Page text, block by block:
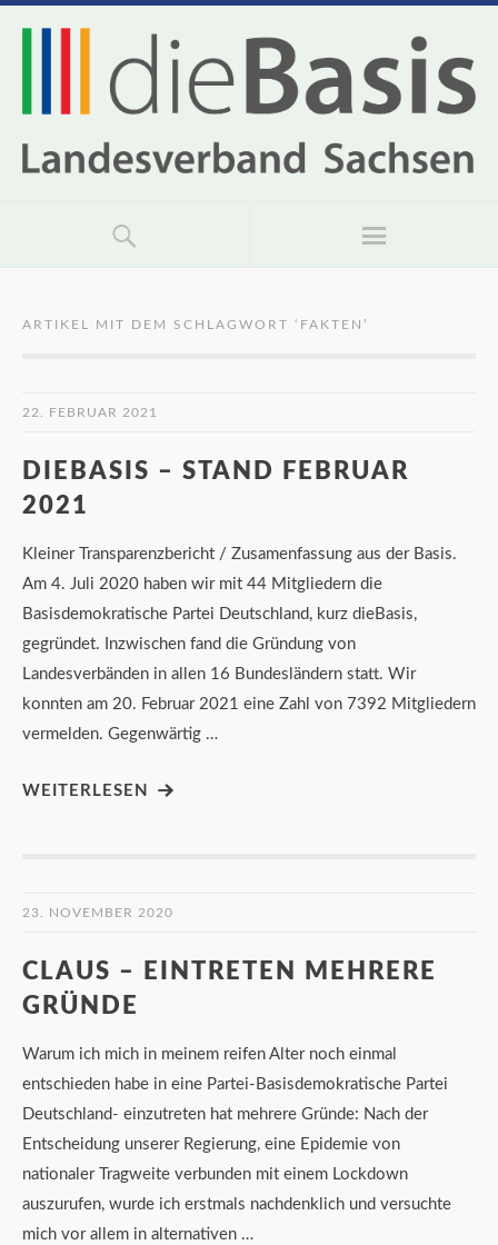
ARTIKEL MIT DEM SCHLAGWORT ‘ FAKTEN ’
22. FEBRUAR 2021
DIEBASIS – STAND FEBRUAR
2021
Kleiner Transparenzbericht / Zusamenfassung aus der Basis.
Am 4. Juli 2020 haben wir mit 44 Mitgliedern die
Basisdemokratische Partei Deutschland, kurz dieBasis,
gegründet. Inzwischen fand die Gründung von
Landesverbänden in allen 16 Bundesländern statt. Wir
konnten am 20. Februar 2021 eine Zahl von 7392 Mitgliedern
vermelden. Gegenwärtig …
WEITERLESEN
23. NOVEMBER 2020
CLAUS – EINTRETEN MEHRERE
GRÜNDE
Warum ich mich in meinem reifen Alter noch einmal
entschieden habe in eine Partei-Basisdemokratische Partei
Deutschland- einzutreten hat mehrere Gründe: Nach der
Entscheidung unserer Regierung, eine Epidemie von
nationaler Tragweite verbunden mit einem Lockdown
auszurufen, wurde ich erstmals nachdenklich und versuchte
mich vor allem in alternativen …